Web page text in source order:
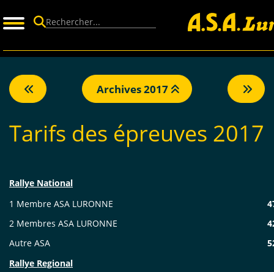
Archives 2017
Tarifs des épreuves 2017
Rallye National
1 Membre ASA LURONNE
2 Membres ASA LURONNE
Autre ASA
Rallye Regional